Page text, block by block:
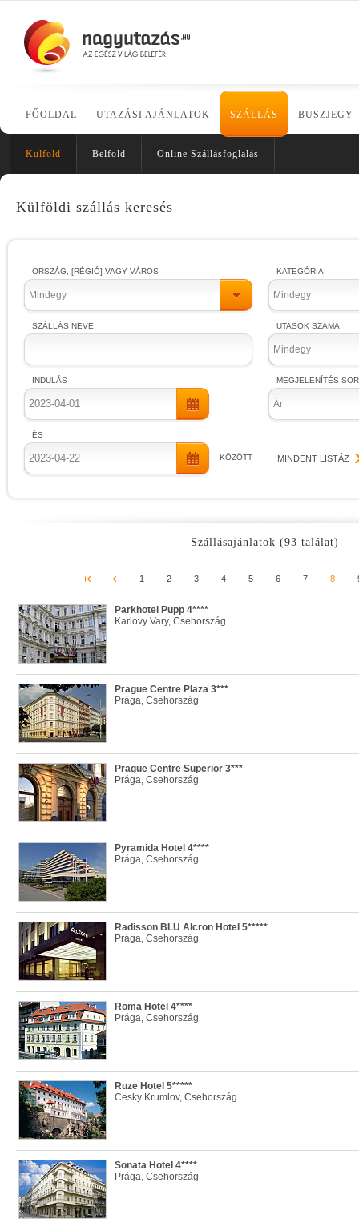
FŐOLDAL UTAZÁSI AJÁNLATOK SZÁLLÁS BUSZJEGY
Külföld Belföld Online Szállásfoglalás
Külföldi szállás keresés
ORSZÁG, [RÉGIÓ] VAGY VÁROS
Mindegy
SZÁLLÁS NEVE
INDULÁS
ÉS
KÖZÖTT
KATEGÓRIA
Mindegy
UTASOK SZÁMA
Mindegy
MEGJELENÍTÉS
Ár
MINDENT LISTÁZ
Szállásajánlatok (93 találat)
1 2 3 4 5 6 7 8
Parkhotel Pupp 4****
Karlovy Vary, Csehország
Prague Centre Plaza 3***
Prága, Csehország
Prague Centre Superior 3***
Prága, Csehország
Pyramida Hotel 4****
Prága, Csehország
Radisson BLU Alcron Hotel 5*****
Prága, Csehország
Roma Hotel 4****
Prága, Csehország
Ruze Hotel 5*****
Cesky Krumlov, Csehország
Sonata Hotel 4****
Prága, Csehország